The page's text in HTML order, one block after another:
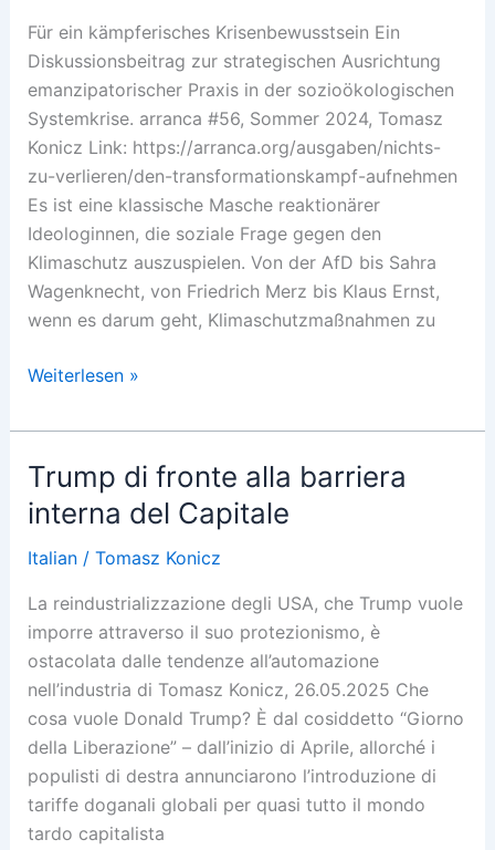
Für ein kämpferisches Krisenbewusstsein Ein
Diskussionsbeitrag zur strategischen Ausrichtung
emanzipatorischer Praxis in der sozioökologischen
Systemkrise. arranca #56, Sommer 2024, Tomasz
Konicz Link: https://arranca.org/ausgaben/nichts-
zu-verlieren/den-transformationskampf-aufnehmen
Es ist eine klassische Masche reaktionärer
Ideologinnen, die soziale Frage gegen den
Klimaschutz auszuspielen. Von der AfD bis Sahra
Wagenknecht, von Friedrich Merz bis Klaus Ernst,
wenn es darum geht, Klimaschutzmaßnahmen zu
Den
aufnehmen!
Weiterlesen »
Trump di fronte alla barriera
interna del Capitale
Italian/ Tomasz Konicz
La reindustrializzazione degli USA, che Trump vuole
imporre attraverso il suo protezionismo, è
ostacolata dalle tendenze all’automazione
nell’industria di Tomasz Konicz, 26.05.2025 Che
cosa vuole Donald Trump? È dal cosiddetto “Giorno
della Liberazione” – dall’inizio di Aprile, allorché i
populisti di destra annunciarono l’introduzione di
tariffe doganali globali per quasi tutto il mondo
tardo capitalista